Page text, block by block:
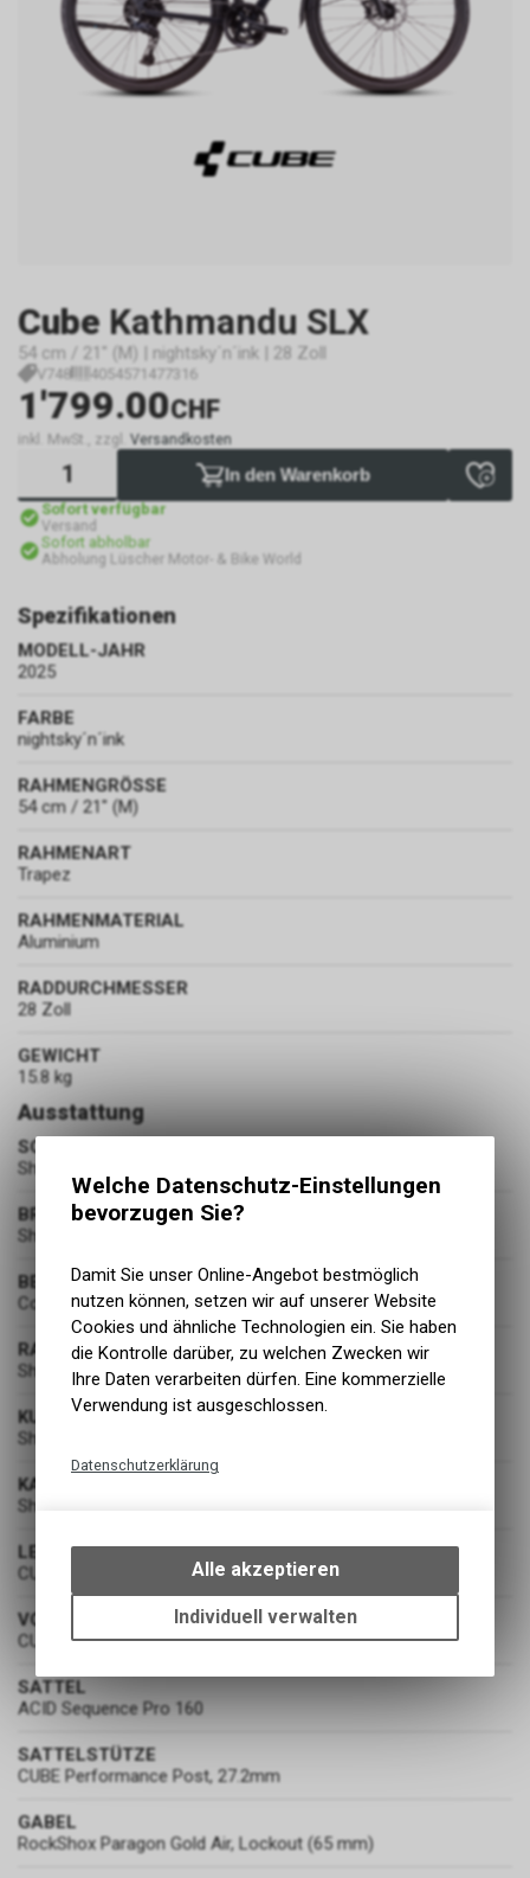
Cube Kathmandu SLX
54 cm / 21" (M) | nightsky´n´ink | 28 Zoll
V748 4054571477316
1'799.00CHF
inkl. MwSt., zzgl. Versandkosten
In den Warenkorb
Sofort verfügbar
Versand
Sofort abholbar
Abholung Lüscher Motor- & Bike World
Spezifikationen
MODELL-JAHR
2025
FARBE
nightsky´n´ink
RAHMENGRÖSSE
54 cm / 21" (M)
RAHMENART
Trapez
RAHMENMATERIAL
Aluminium
RADDURCHMESSER
28 Zoll
GEWICHT
15.8 kg
Ausstattung
SCHALTUNG
Shimano Cues RD-U8020-SGS, 2x11-Speed
BREMSEN
Shimano XT BR-M8100, Hydr. Disc Brake (160/180)
BEREIFUNG
Continental Pure Contact 47-622
RADSATZ
Shimano DH-UR700-3D / FH-TC500-HM
KURBELGARNITUR
Shimano Cues FC-U8000, Hollowtech ll, 46x32T, Chainguard
KASSETTE
Shimano Cues CS-LG700, 11-45T
LENKER
CUBE Comfort Trail Bar, 680mm
VORBAU
CUBE Performance Stem Pro, 31.8mm / 90mm
SATTEL
ACID Sequence Pro 160
SATTELSTÜTZE
CUBE Performance Post, 27.2mm
GABEL
RockShox Paragon Gold Air, Lockout (65 mm)
Welche Datenschutz-Einstellungen
bevorzugen Sie?
Damit Sie unser Online-Angebot bestmöglich
nutzen können, setzen wir auf unserer Website
Cookies und ähnliche Technologien ein. Sie haben
die Kontrolle darüber, zu welchen Zwecken wir
Ihre Daten verarbeiten dürfen. Eine kommerzielle
Verwendung ist ausgeschlossen.
Datenschutzerklärung
bestimmte Interaktionen und
Einstellungen auf Ihrem Gerät,
um die grundlegenden
Funktionen unseres Online-
ermöglichen. Bitte beachten Sie,
persönlichen Informationen
Alle akzeptieren
Individuell verwalten